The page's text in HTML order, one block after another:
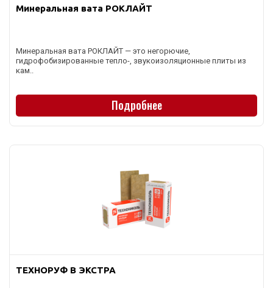
Минеральная вата РОКЛАЙТ
Минеральная вата РОКЛАЙТ — это негорючие,
гидрофобизированные тепло-, звукоизоляционные плиты из
кам..
Подробнее
ТЕХНОРУФ В ЭКСТРА